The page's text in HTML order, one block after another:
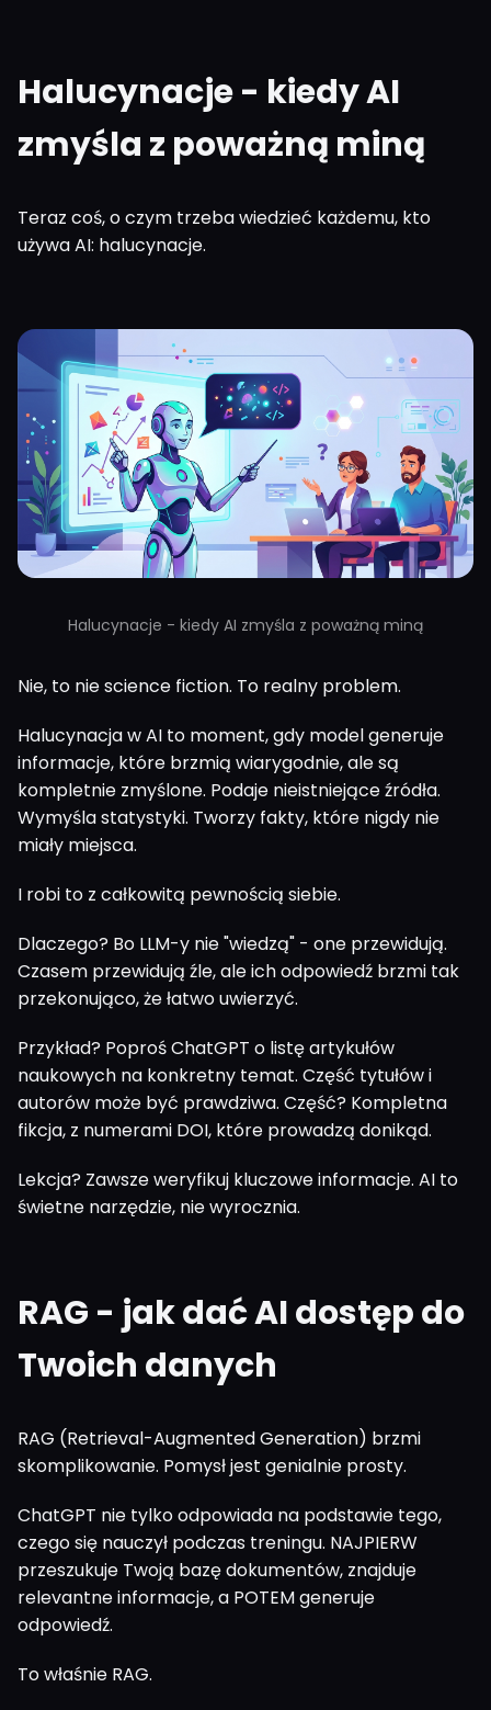
Halucynacje - kiedy AI
zmyśla z poważną miną
Teraz coś, o czym trzeba wiedzieć każdemu, kto
używa AI: halucynacje.
Halucynacje - kiedy AI zmyśla z poważną miną
Nie, to nie science fiction. To realny problem.
Halucynacja w AI to moment, gdy model generuje
informacje, które brzmią wiarygodnie, ale są
kompletnie zmyślone. Podaje nieistniejące źródła.
Wymyśla statystyki. Tworzy fakty, które nigdy nie
miały miejsca.
I robi to z całkowitą pewnością siebie.
Dlaczego? Bo LLM-y nie "wiedzą" - one przewidują.
Czasem przewidują źle, ale ich odpowiedź brzmi tak
przekonująco, że łatwo uwierzyć.
Przykład? Poproś ChatGPT o listę artykułów
naukowych na konkretny temat. Część tytułów i
autorów może być prawdziwa. Część? Kompletna
fikcja, z numerami DOI, które prowadzą donikąd.
Lekcja? Zawsze weryfikuj kluczowe informacje. AI to
świetne narzędzie, nie wyrocznia.
RAG - jak dać AI dostęp do
Twoich danych
RAG (Retrieval-Augmented Generation) brzmi
skomplikowanie. Pomysł jest genialnie prosty.
ChatGPT nie tylko odpowiada na podstawie tego,
czego się nauczył podczas treningu. NAJPIERW
przeszukuje Twoją bazę dokumentów, znajduje
relevantne informacje, a POTEM generuje
odpowiedź.
To właśnie RAG.